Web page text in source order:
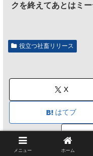
クを終えてあとはミ
役立つ社畜リリース
X
はてブ
メニュー ホーム